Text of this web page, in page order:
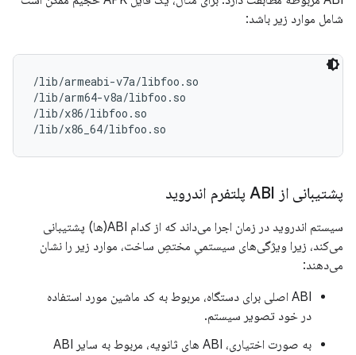
شامل موارد زیر باشد:
/lib/armeabi-v7a/libfoo.so
/lib/arm64-v8a/libfoo.so
/lib/x86/libfoo.so
پشتیبانی از ABI پلتفرم اندروید
سیستم اندروید در زمان اجرا می‌داند که از کدام ABI(ها) پشتیبانی
می‌کند، زیرا ویژگی‌های سیستمیِ مختصِ ساخت، موارد زیر را نشان
می‌دهند:
ABI اصلی برای دستگاه، مربوط به کد ماشین مورد استفاده
در خود تصویر سیستم.
به صورت اختیاری، ABI های ثانویه، مربوط به سایر ABI